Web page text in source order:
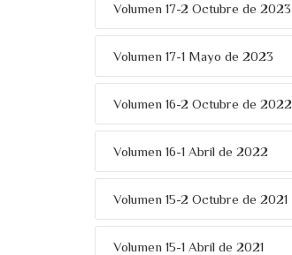
Volumen 17-2 Octubre de 2023
Volumen 17-1 Mayo de 2023
Volumen 16-2 Octubre de 2022
Volumen 16-1 Abril de 2022
Volumen 15-2 Octubre de 2021
Volumen 15-1 Abril de 2021